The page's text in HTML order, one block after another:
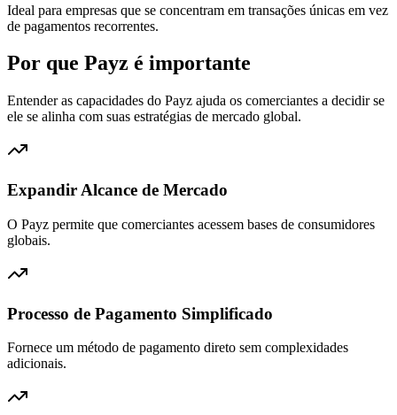
Ideal para empresas que se concentram em transações únicas em vez
de pagamentos recorrentes.
Por que Payz é importante
Entender as capacidades do Payz ajuda os comerciantes a decidir se
ele se alinha com suas estratégias de mercado global.
Expandir Alcance de Mercado
O Payz permite que comerciantes acessem bases de consumidores
globais.
Processo de Pagamento Simplificado
Fornece um método de pagamento direto sem complexidades
adicionais.